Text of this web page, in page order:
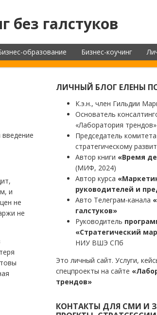
без галстуков
образование Бизнес-коучинг
и
не
не
ЛИЧНЫЙ БЛОГ ЕЛЕНЫ
К.э.н., член Гильдии
Основатель
«Лаборатория трендов»
Председатель
стратегическому
Автор книги «Время
(МИФ, 2024)
Автор курса
руководителей и
Авто Телеграм-канала
галстуков»
Руководитель
«Стратегический
НИУ ВШЭ СПб
Это личный сайт. Услуги,
спецпроекты на сайте
трендов»
КОНТАКТЫ ДЛЯ СМИ И